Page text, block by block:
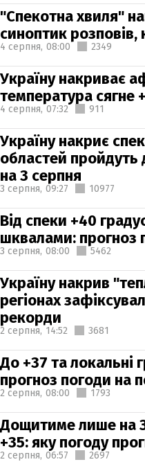
"Спекотна хвиля"
синоптик розповів,
4 серпня, 08:00 2349
Україну накриває
температура сягне
4 серпня, 07:32 911
Україну накриє
областей пройдуть
на 3 серпня
3 серпня, 09:27 10977
Від спеки +40
шквалами: прогноз
3 серпня, 08:00 5462
Україну накрив
регіонах
рекорди
2 серпня, 14:52 3681
До +37 та локальні
прогноз погоди на
2 серпня, 08:00 1793
Дощитиме лише на
+35: яку погоду
2 серпня, 06:57 2697